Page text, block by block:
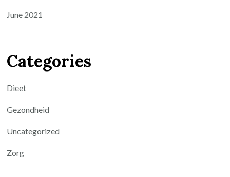
June 2021
Categories
Dieet
Gezondheid
Uncategorized
Zorg